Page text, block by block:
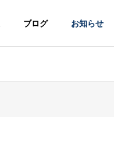
ブログ お知らせ